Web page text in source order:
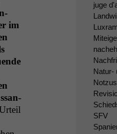
im
juge
Natur-
SFV